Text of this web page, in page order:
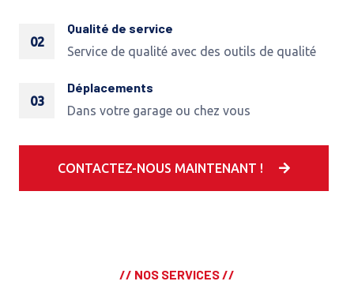
02
Qualité de service
Service de qualité avec des outils de qualité
03
Déplacements
Dans votre garage ou chez vous
CONTACTEZ-NOUS MAINTENANT !
// NOS SERVICES //